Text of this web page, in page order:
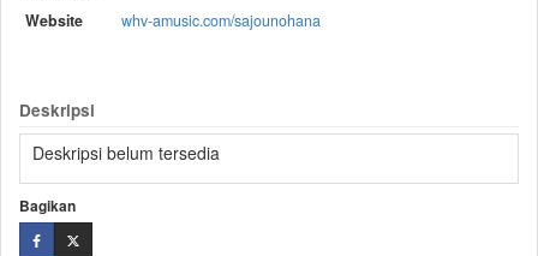
Website
whv-amusic.com/sajounohana
Deskripsi
Deskripsi belum tersedia
Bagikan